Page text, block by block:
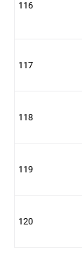
116
117
118
119
120